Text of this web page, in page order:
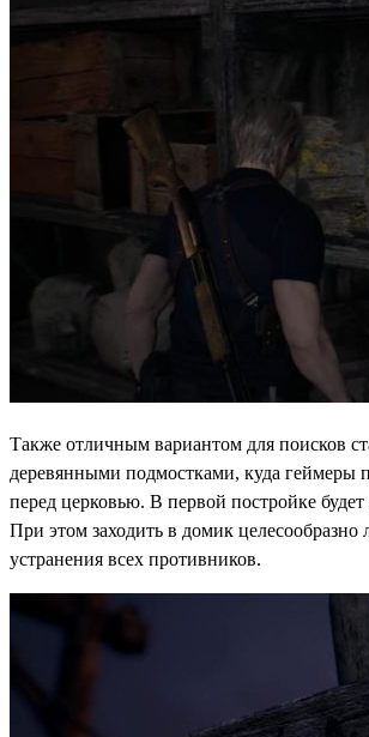
Также отличным вариантом для поисков
деревянными подмостками, куда геймеры
перед церковью. В первой постройке
При этом заходить в домик целесообразно
устранения всех противников.